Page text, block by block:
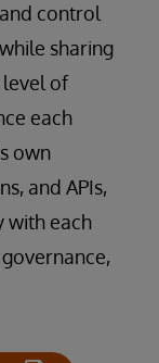
control
sharing
of
each
own
and APIs,
with each